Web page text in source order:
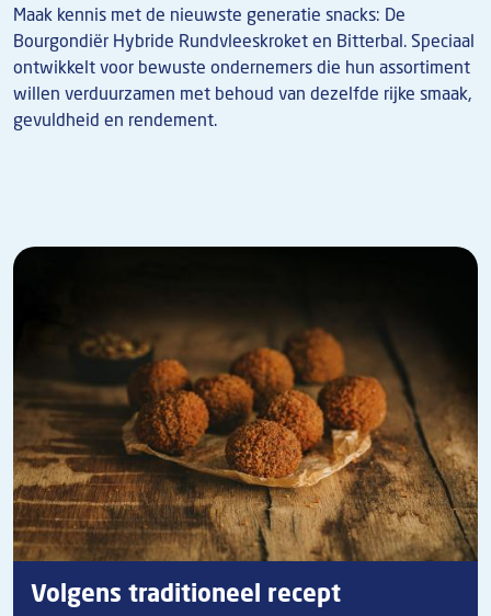
Maak kennis met de nieuwste generatie snacks: De
Bourgondiër Hybride Rundvleeskroket en Bitterbal. Speciaal
ontwikkelt voor bewuste ondernemers die hun assortiment
willen verduurzamen met behoud van dezelfde rijke smaak,
gevuldheid en rendement.
Volgens traditioneel recept